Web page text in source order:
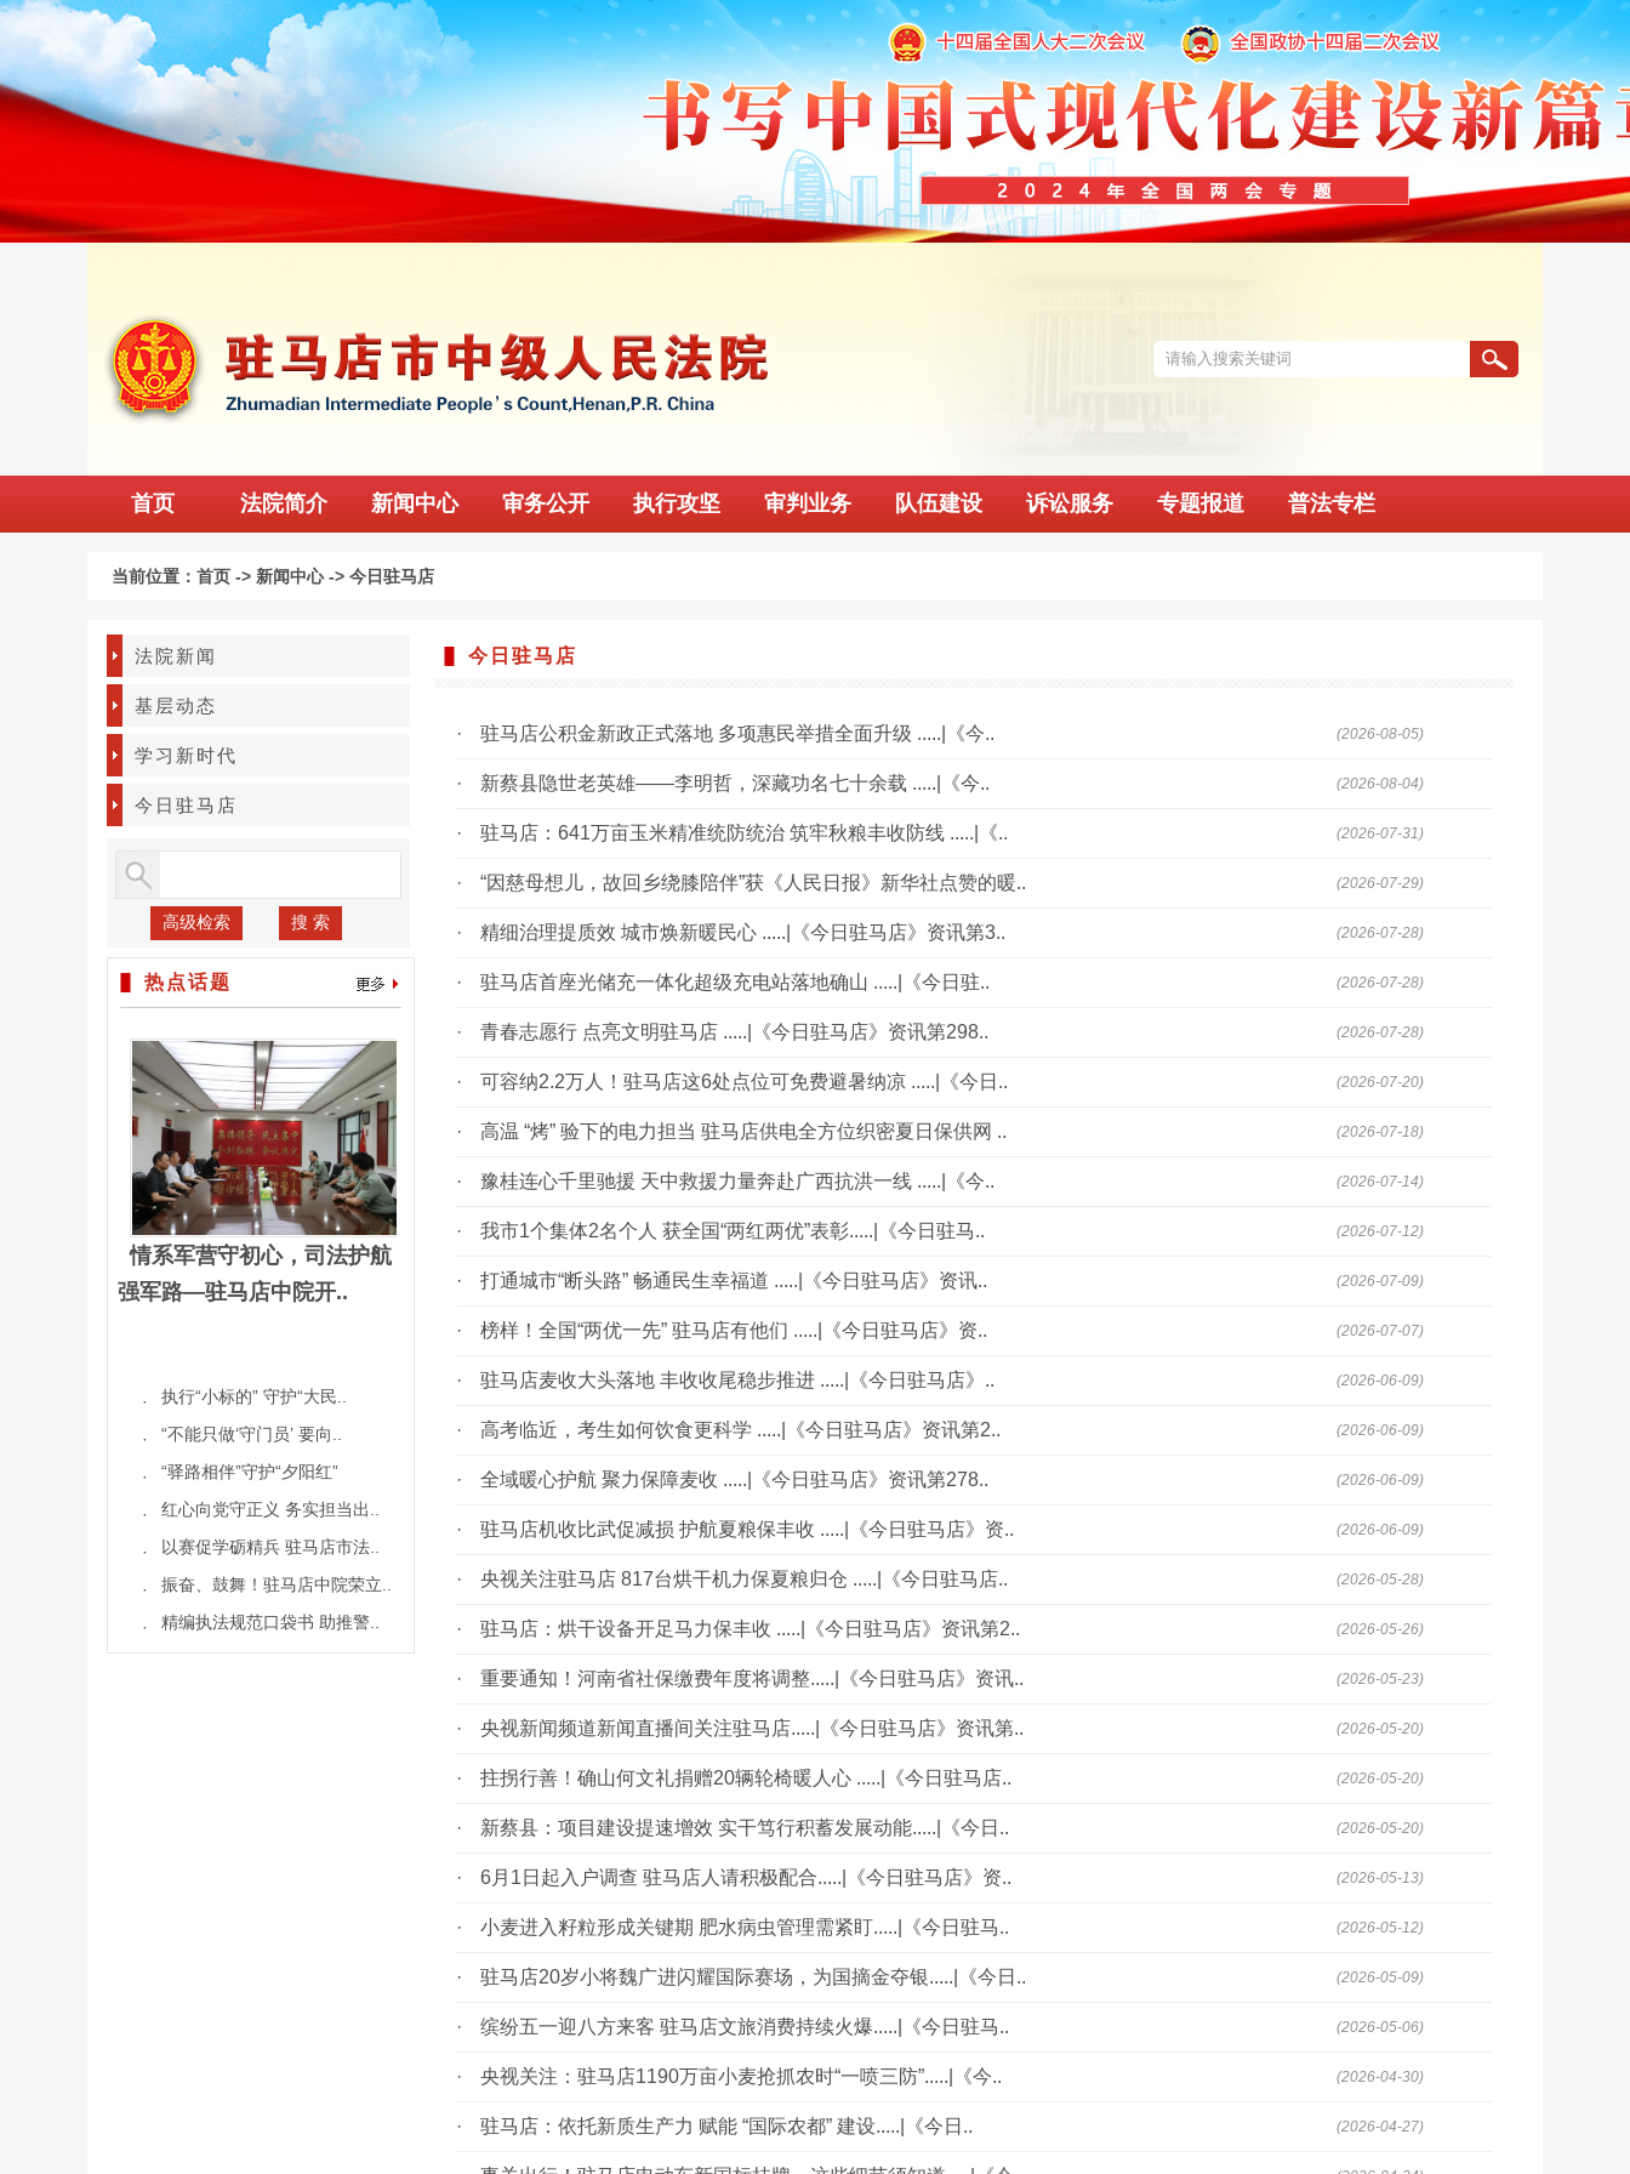
首页 法院简介 新闻中心 审务公开 执行攻坚 审判业务 队伍建设 诉讼服务 专题报道 普法专栏
当前位置： 首页 -> 新闻中心-> 今日驻马店
法院新闻
基层动态
学习新时代
今日驻马店
高级检索 搜 索
热点话题
情系军营守初心，司法护航
强军路—驻马店中院开..
· 执行“小标的” 守护“大民..
· “不能只做‘守门员’ 要向..
· “驿路相伴”守护“夕阳红”
· 红心向党守正义 务实担当出..
· 以赛促学砺精兵 驻马店市法..
· 振奋、鼓舞！驻马店中院荣立..
· 精编执法规范口袋书 助推警..
今日驻马店
· 驻马店公积金新政正式落地 多项惠民举措全面升级 .....|《今.. (2026-08-05)
· 新蔡县隐世老英雄——李明哲，深藏功名七十余载 .....|《今.. (2026-08-04)
· 驻马店：641万亩玉米精准统防统治 筑牢秋粮丰收防线 .....|《.. (2026-07-31)
· “因慈母想儿，故回乡绕膝陪伴”获《人民日报》新华社点赞的暖.. (2026-07-29)
· 精细治理提质效 城市焕新暖民心 .....|《今日驻马店》资讯第3.. (2026-07-28)
· 驻马店首座光储充一体化超级充电站落地确山 .....|《今日驻.. (2026-07-28)
· 青春志愿行 点亮文明驻马店 .....|《今日驻马店》资讯第298.. (2026-07-28)
· 可容纳2.2万人！驻马店这6处点位可免费避暑纳凉 .....|《今日.. (2026-07-20)
· 高温 “烤” 验下的电力担当 驻马店供电全方位织密夏日保供网 .. (2026-07-18)
· 豫桂连心千里驰援 天中救援力量奔赴广西抗洪一线 .....|《今.. (2026-07-14)
· 我市1个集体2名个人 获全国“两红两优”表彰.....|《今日驻马.. (2026-07-12)
· 打通城市“断头路” 畅通民生幸福道 .....|《今日驻马店》资讯.. (2026-07-09)
· 榜样！全国“两优一先” 驻马店有他们 .....|《今日驻马店》资.. (2026-07-07)
· 驻马店麦收大头落地 丰收收尾稳步推进 .....|《今日驻马店》.. (2026-06-09)
· 高考临近，考生如何饮食更科学 .....|《今日驻马店》资讯第2.. (2026-06-09)
· 全域暖心护航 聚力保障麦收 .....|《今日驻马店》资讯第278.. (2026-06-09)
· 驻马店机收比武促减损 护航夏粮保丰收 .....|《今日驻马店》资.. (2026-06-09)
· 央视关注驻马店 817台烘干机力保夏粮归仓 .....|《今日驻马店.. (2026-05-28)
· 驻马店：烘干设备开足马力保丰收 .....|《今日驻马店》资讯第2.. (2026-05-26)
· 重要通知！河南省社保缴费年度将调整.....|《今日驻马店》资讯.. (2026-05-23)
· 央视新闻频道新闻直播间关注驻马店.....|《今日驻马店》资讯第.. (2026-05-20)
· 拄拐行善！确山何文礼捐赠20辆轮椅暖人心 .....|《今日驻马店.. (2026-05-20)
· 新蔡县：项目建设提速增效 实干笃行积蓄发展动能.....|《今日.. (2026-05-20)
· 6月1日起入户调查 驻马店人请积极配合.....|《今日驻马店》资.. (2026-05-13)
· 小麦进入籽粒形成关键期 肥水病虫管理需紧盯.....|《今日驻马.. (2026-05-12)
· 驻马店20岁小将魏广进闪耀国际赛场，为国摘金夺银.....|《今日.. (2026-05-09)
· 缤纷五一迎八方来客 驻马店文旅消费持续火爆.....|《今日驻马.. (2026-05-06)
· 央视关注：驻马店1190万亩小麦抢抓农时“一喷三防”.....|《今.. (2026-04-30)
· 驻马店：依托新质生产力 赋能 “国际农都” 建设.....|《今日.. (2026-04-27)